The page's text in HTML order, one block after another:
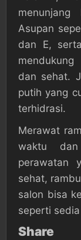
Asupan
dan E,
dan sehat.
putih yang
terhidrasi.
Merawat
waktu dan
perawatan
sehat,
salon bisa
seperti
Share